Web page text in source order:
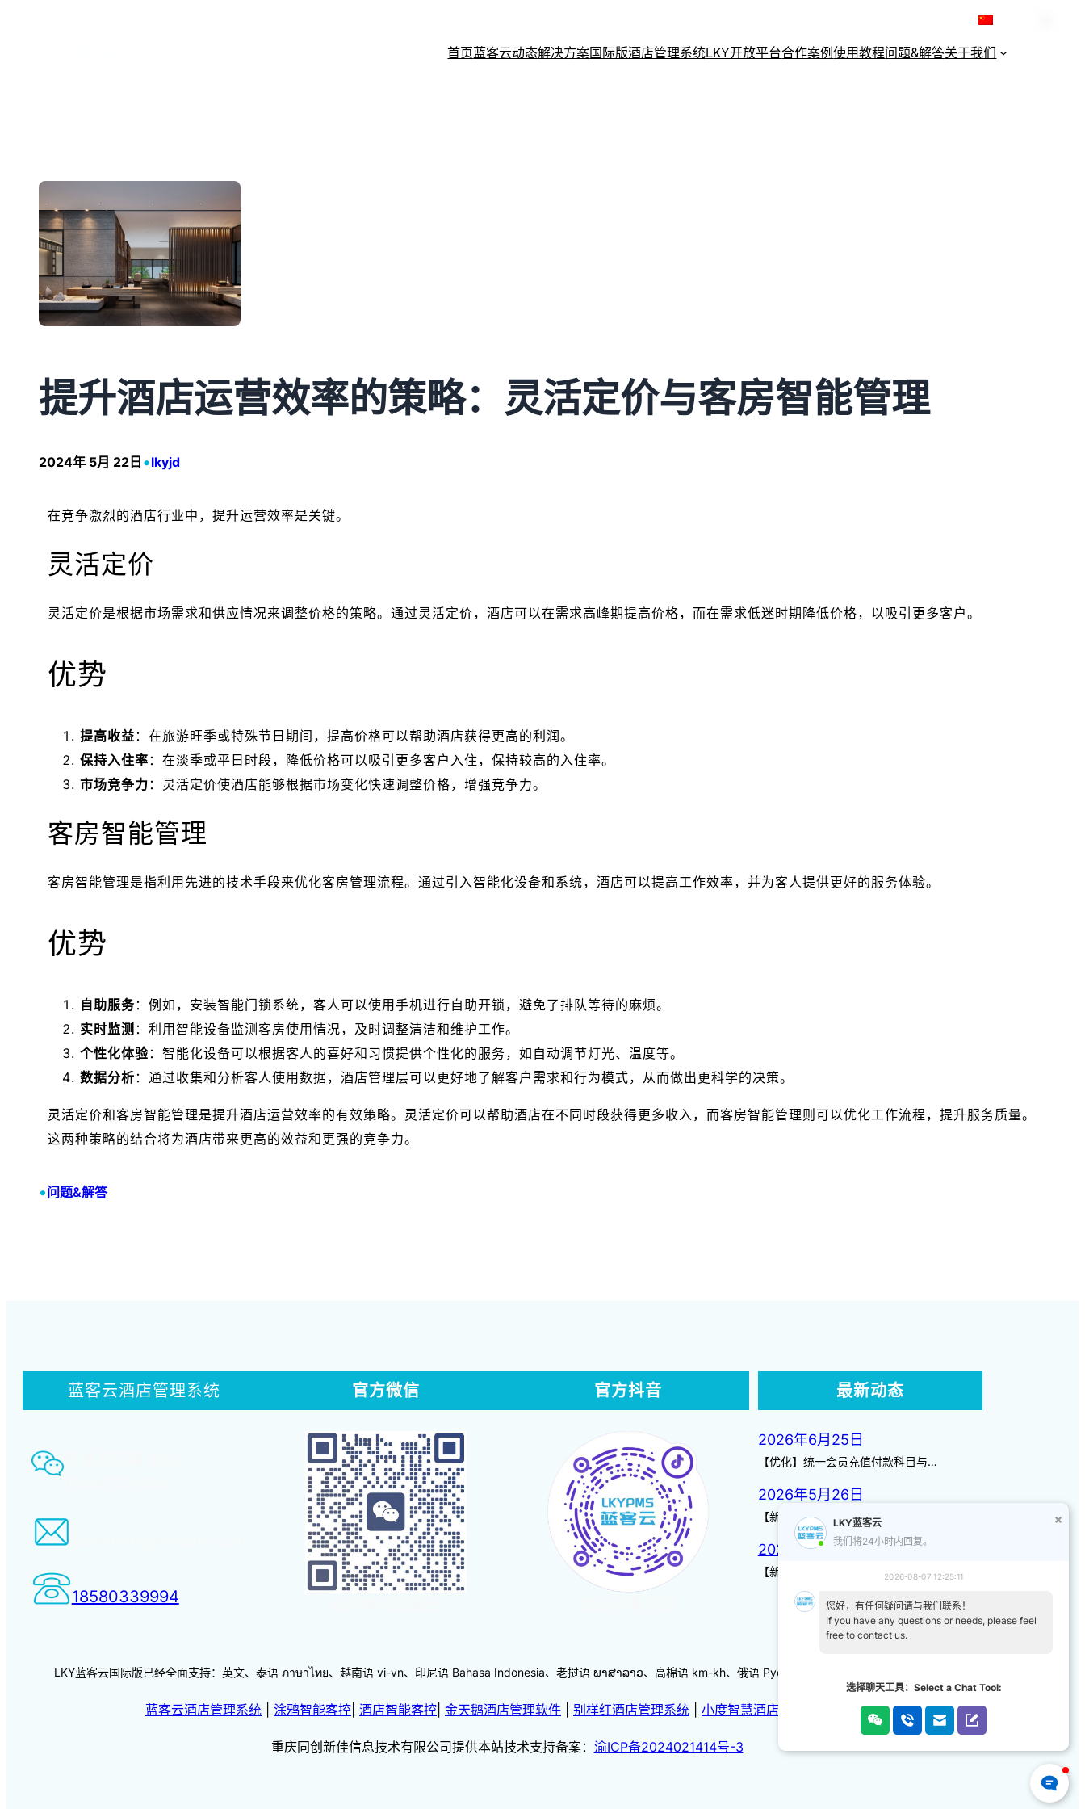
首页蓝客云动态解决方案国际版酒店管理系统LKY开放平台合作案例使用教程问题&解答关于我们
提升酒店运营效率的策略：灵活定价与客房智能管理
2024年 5月 22日 •lkyjd
在竞争激烈的酒店行业中，提升运营效率是关键。
灵活定价
灵活定价是根据市场需求和供应情况来调整价格的策略。通过灵活定价，酒店可以在需求高峰期提高价格，而在需求低迷时期降低价格，以吸引更多客户。
优势
提高收益 ：在旅游旺季或特殊节日期间，提高价格可以帮助酒店获得更高的利润。
保持入住率 ：在淡季或平日时段，降低价格可以吸引更多客户入住，保持较高的入住率。
市场竞争力 ：灵活定价使酒店能够根据市场变化快速调整价格，增强竞争力。
客房智能管理
客房智能管理是指利用先进的技术手段来优化客房管理流程。通过引入智能化设备和系统，酒店可以提高工作效率，并为客人提供更好的服务体验。
优势
自助服务：例如，安装智能门锁系统，客人可以使用手机进行自助开锁，避免了排队等待的麻烦。
实时监测 ：利用智能设备监测客房使用情况，及时调整清洁和维护工作。
个性化体验：智能化设备可以根据客人的喜好和习惯提供个性化的服务，如自动调节灯光、温度等。
数据分析 ：通过收集和分析客人使用数据，酒店管理层可以更好地了解客户需求和行为模式，从而做出更科学的决策。
灵活定价和客房智能管理是提升酒店运营效率的有效策略。灵活定价可以帮助酒店在不同时段获得更多收入，而客房智能管理则可以优化工作流程，提升服务质量。
这两种策略的结合将为酒店带来更高的效益和更强的竞争力。
•问题&解答
蓝客云酒店管理系统
智慧酒店事业部：
18580339994
官方微信 官方抖音 最新动态
2026年6月25日
【优化】统一会员充值付款科目与…
2026年5月26日
【新增】自定义储值金额 背景案…
2026年3月14日
【新增】页面图标 【优化】日历…
LKY蓝客云国际版已经全面支持：英文、泰语 ภาษาไทย、越南语 vi-vn、印尼语 Bahasa Indonesia、老挝语 ພາສາລາວ、高棉语 km-kh、俄语 Русский 、韩语/朝鲜语한국어、日本語
蓝客云酒店管理系统 涂鸦智能客控 酒店智能客控 金天鹅酒店管理软件 别样红酒店管理系统 小度智慧酒店 天猫智慧酒店
重庆同创新佳信息技术有限公司提供本站技术支持备案： 渝ICP备2024021414号-3
LKY蓝客云
我们将24小时内回复。
2026-08-07 12:25:11
您好，有任何疑问请与我们联系！
If you have any questions or needs, please feel
free to contact us.
选择聊天工具：Select a Chat Tool: